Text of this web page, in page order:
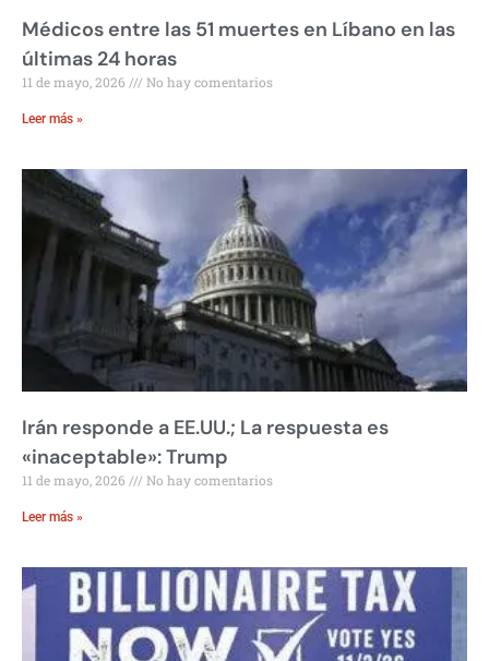
Médicos entre las 51 muertes en Líbano en las
últimas 24 horas
11 de mayo, 2026 No hay comentarios
Leer más »
Irán responde a EE.UU.; La respuesta es
«inaceptable»: Trump
11 de mayo, 2026 No hay comentarios
Leer más »